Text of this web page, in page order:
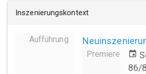
Inszenierungskontext
Aufführung
Premiere event
86/